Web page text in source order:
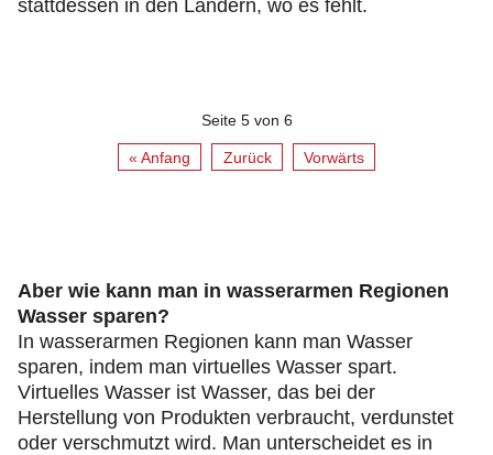
stattdessen in den Ländern, wo es fehlt.
Seite 5 von 6
« Anfang Zurück Vorwärts
Aber wie kann man in wasserarmen Regionen
Wasser sparen?
In wasserarmen Regionen kann man Wasser
sparen, indem man virtuelles Wasser spart.
Virtuelles Wasser ist Wasser, das bei der
Herstellung von Produkten verbraucht, verdunstet
oder verschmutzt wird. Man unterscheidet es in